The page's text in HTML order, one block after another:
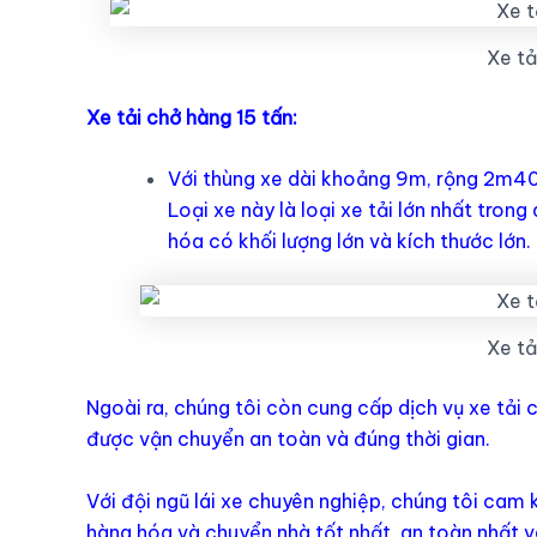
Xe
Xe tải chở hàng 15 tấn:
Với thùng xe dài khoảng 9m, rộng
Loại xe này là loại xe tải lớn nhất trong
hóa có khối lượng lớn và kích thước lớn.
Xe
Ngoài ra, chúng tôi còn cung cấp dịch vụ xe tải
được vận chuyển an toàn và đúng thời gian.
Với đội ngũ lái xe chuyên nghiệp, chúng tôi
hàng hóa và chuyển nhà tốt nhất, an toàn nhất